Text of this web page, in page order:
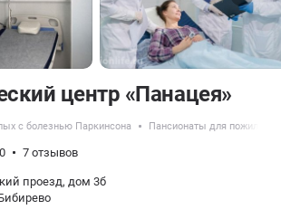
центр «Панацея»
с болезнью Паркинсона Пансионаты для пожилых
7 отзывов
проезд, дом 3б